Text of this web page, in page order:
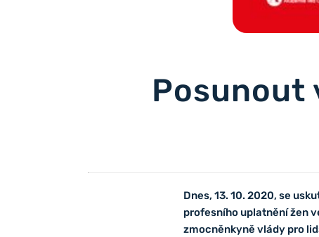
Posunout
Dnes, 13. 10. 2020, se
profesního uplatnění žen
zmocněnkyně vlády pro